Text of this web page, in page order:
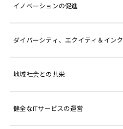
イノベーションの促進
ダイバーシティ、エクイティ＆イン
地域社会との共栄
健全なITサービスの運営